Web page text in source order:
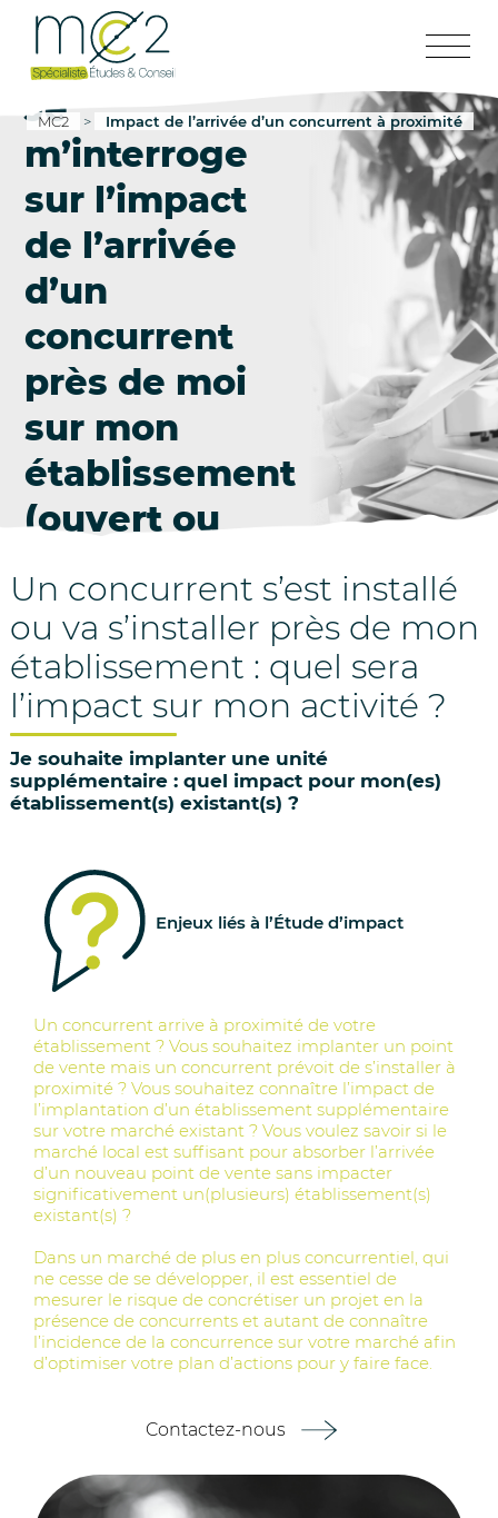
MC2 > Impact de l’arrivée d’un concurrent à proximité
Je
m’interroge
sur l’impact
de l’arrivée
d’un
concurrent
près de moi
sur mon
établissement
(ouvert ou
Aller
au
contenu
Un concurrent s’est installé
ou va s’installer près de mon
établissement : quel sera
l’impact sur mon activité ?
Je souhaite implanter une unité
supplémentaire : quel impact pour mon(es)
établissement(s) existant(s) ?
Enjeux liés à l’Étude d’impact
Un concurrent arrive à proximité de votre
établissement ? Vous souhaitez implanter un point
de vente mais un concurrent prévoit de s’installer à
proximité ? Vous souhaitez connaître l’impact de
l’implantation d’un établissement supplémentaire
sur votre marché existant ? Vous voulez savoir si le
marché local est suffisant pour absorber l’arrivée
d’un nouveau point de vente sans impacter
significativement un(plusieurs) établissement(s)
existant(s) ?
Dans un marché de plus en plus concurrentiel, qui
ne cesse de se développer, il est essentiel de
mesurer le risque de concrétiser un projet en la
présence de concurrents et autant de connaître
l’incidence de la concurrence sur votre marché afin
d’optimiser votre plan d’actions pour y faire face.
Contactez-nous